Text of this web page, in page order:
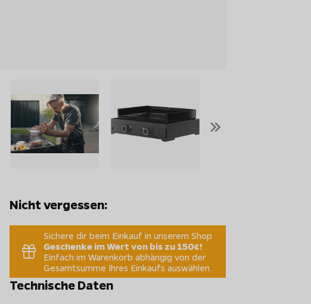
»
Nicht vergessen:
Sichere dir beim Einkauf in unserem Shop
Geschenke im Wert von bis zu 150€!
Einfach im Warenkorb abhängig von der
Gesamtsumme Ihres Einkaufs auswählen.
Technische Daten